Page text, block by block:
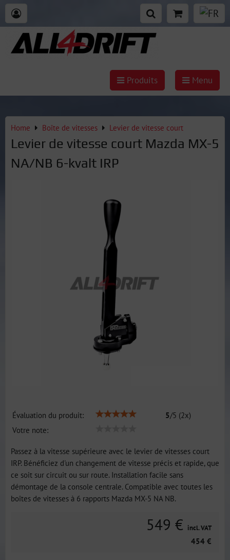
Produits Menu
Home Boîte de vitesses Levier de vitesse court
Levier de vitesse court Mazda MX-5
NA/NB 6-kvalt IRP
Évaluation du produit: 5/5 (2x)
Votre note:
Passez à la vitesse supérieure avec le levier de vitesses court
IRP. Bénéficiez d'un changement de vitesse précis et rapide, que
ce soit sur circuit ou sur route. Installation facile sans
démontage de la console centrale. Compatible avec toutes les
boîtes de vitesses à 6 rapports Mazda MX-5 NA NB.
549 € incl. VAT
454 €